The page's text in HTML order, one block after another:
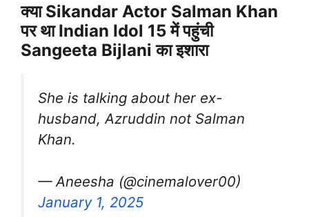
क्या Sikandar Actor Salman Khan
पर था Indian Idol 15 में पहुंची
Sangeeta Bijlani का इशारा
She is talking about her ex-
husband, Azruddin not Salman
Khan.
— Aneesha (@cinemalover00)
January 1, 2025